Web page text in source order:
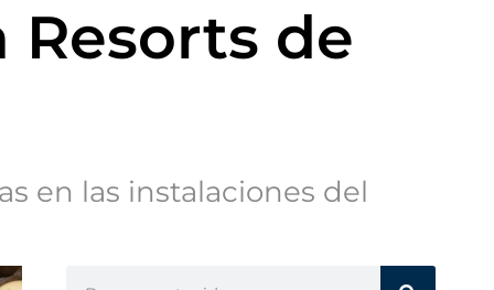
de
en las instalaciones del